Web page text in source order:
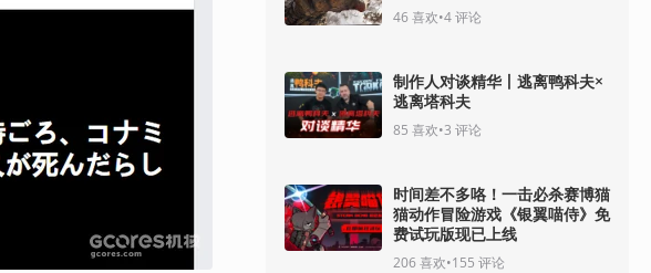
46喜欢•4评论
制作人对谈精华丨逃离鸭科夫×
逃离塔科夫
85 喜欢•3 评论
时间差不多咯！一击必杀赛博猫
猫动作冒险游戏《银翼喵侍》免
费试玩版现已上线
206喜欢•155 评论